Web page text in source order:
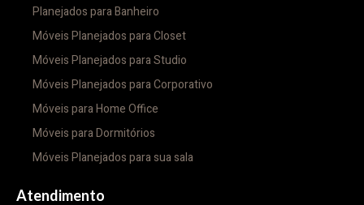
Planejados para Banheiro
Móveis Planejados para Closet
Móveis Planejados para Studio
Móveis Planejados para Corporativo
Móveis para Home Office
Móveis para Dormitórios
Móveis Planejados para sua sala
Atendimento